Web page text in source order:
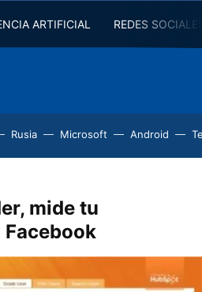
ARTIFICIAL REDES
Rusia Microsoft Android
mide tu